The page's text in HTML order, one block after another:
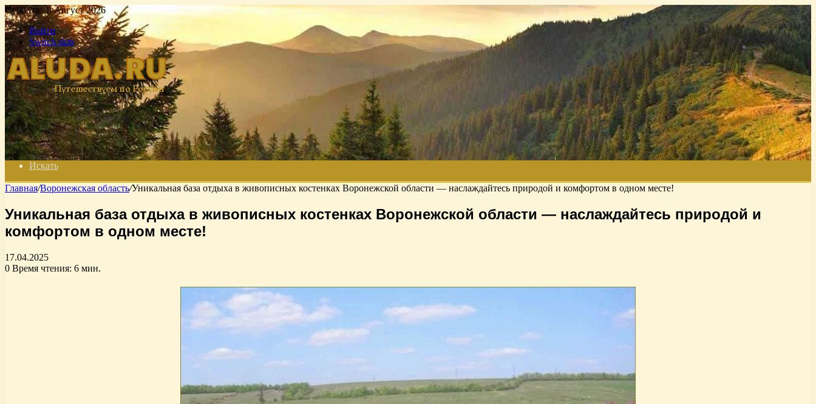
Суббота , 8 Август 2026
Войти
Switch skin
Искать
Главная/Воронежская область/Уникальная база отдыха в живописных костенках Воронежской области — наслаждайтесь природой и комфортом в одном месте!
Уникальная база отдыха в живописных костенках Воронежской области — наслаждайтесь природой и
комфортом в одном месте!
17.04.2025
0 Время чтения: 6 мин.